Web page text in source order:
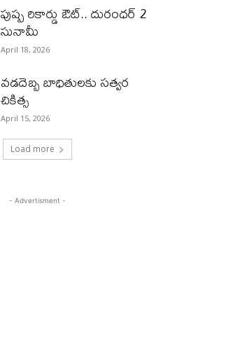
పుష్ప రికార్డు ఔట్‌.. దురంధ‌ర్ 2
సునామీ
April 18, 2026
వడదెబ్బ బాధితులకు సత్వర
చికిత్స
April 15, 2026
Load more
- Advertisment -